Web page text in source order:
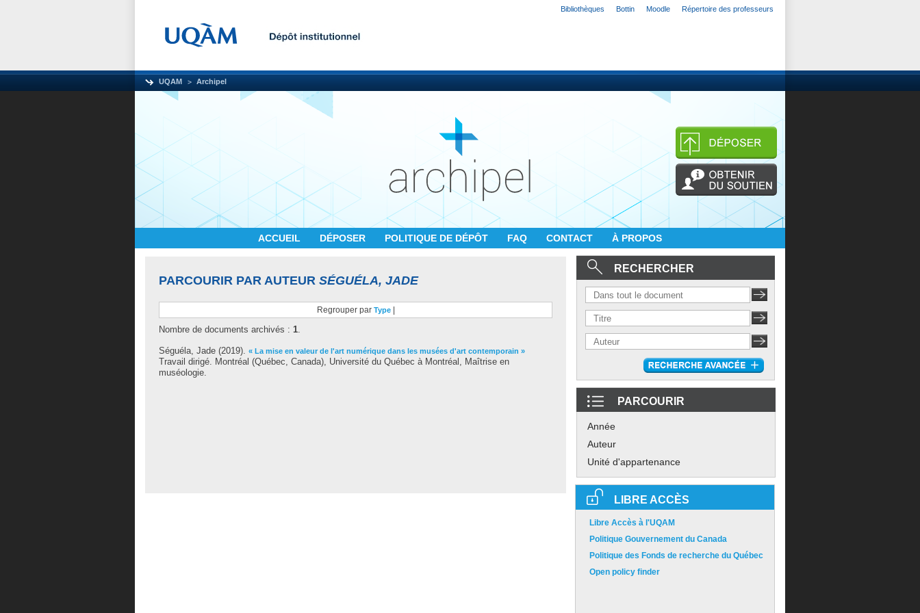
Bibliothèques Bottin Moodle Répertoire des professeurs
UQAM Archipel
ACCUEIL DÉPOSER POLITIQUE DE DÉPÔT FAQ CONTACT À PROPOS
PARCOURIR PAR AUTEUR SÉGUÉLA, JADE
Regrouper par Type
Nombre de documents archivés : 1.
Séguéla, Jade (2019). « La mise en valeur de l'art numérique dans les musées d'art contemporain »
Travail dirigé. Montréal (Québec, Canada), Université du Québec à Montréal, Maîtrise en
muséologie.
RECHERCHER
PARCOURIR
Année
Auteur
Unité d'appartenance
LIBRE ACCÈS
Libre Accès à l'UQAM
Politique Gouvernement du Canada
Politique des Fonds de recherche du Québec
Open policy finder